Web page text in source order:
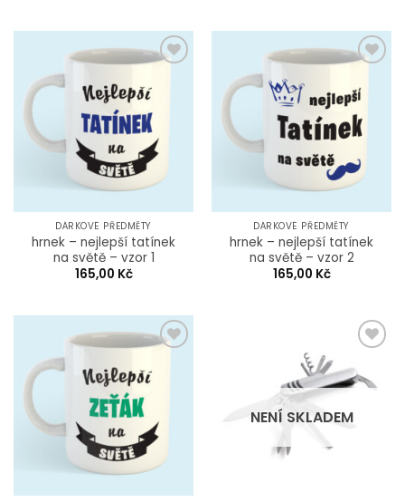
Wishlist
DÁRKOVÉ PŘEDMĚTY
hrnek – nejlepší tatínek
na světě – vzor 1
165,00 Kč
Wishlist
DÁRKOVÉ PŘEDMĚTY
hrnek – nejlepší tatínek
na světě – vzor 2
165,00 Kč
Wishlist
Wishlist
NENÍ SKLADEM